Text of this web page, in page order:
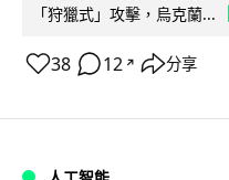
「狩獵式」攻擊，烏克蘭...
38 12 ↗ 分享